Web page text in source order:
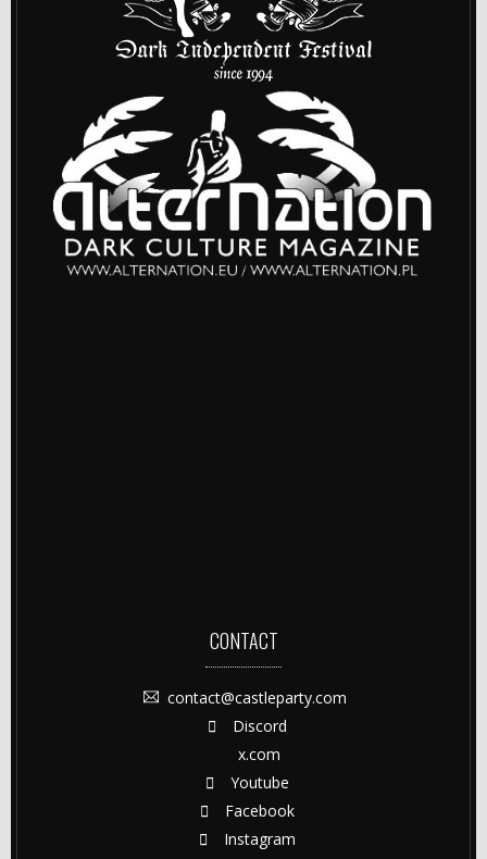
CONTACT
contact@castleparty.com
Discord
x.com
Youtube
Facebook
Instagram